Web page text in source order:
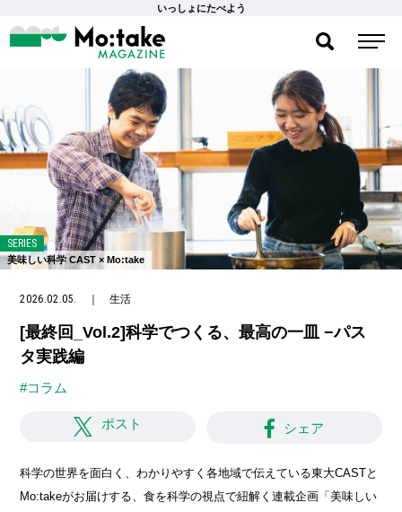
いっしょにたべよう
SERIES
美味しい科学 CAST × Mo:take
2026.02.05. ｜生活
[最終回_Vol.2]科学でつくる、最高の一皿 −パス
タ実践編
#コラム
ポスト シェア
科学の世界を面白く、わかりやすく各地域で伝えている東大CASTと
Mo:takeがお届けする、食を科学の視点で紐解く連載企画「美味しい